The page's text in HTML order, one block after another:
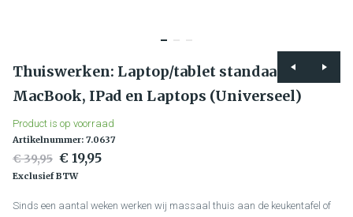
Thuiswerken: Laptop/tablet standaard voor
MacBook, IPad en Laptops (Universeel)
Product is op voorraad
Artikelnummer: 7.0637
€ 39,95 € 19,95
Exclusief BTW
Sinds een aantal weken werken wij massaal thuis aan de keukentafel of